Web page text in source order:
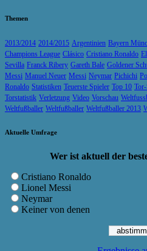
Themen
2013/2014 2014/2015 Argentinien Bayern
Champions League Clásico Cristiano Ronaldo
Sevilla Franck Ribery Gareth Bale Goldener
Messi Manuel Neuer Messi Neymar Pichichi
Ronaldo Statistiken Teuerste Spieler Top 10
Torstatistik Verletzung Video Vorschau
Weltfußballer Weltfußballer Weltfußballer 2013
Aktuelle Umfrage
Wer ist aktuell der
Cristiano Ronaldo
Lionel Messi
Neymar
Keiner von denen